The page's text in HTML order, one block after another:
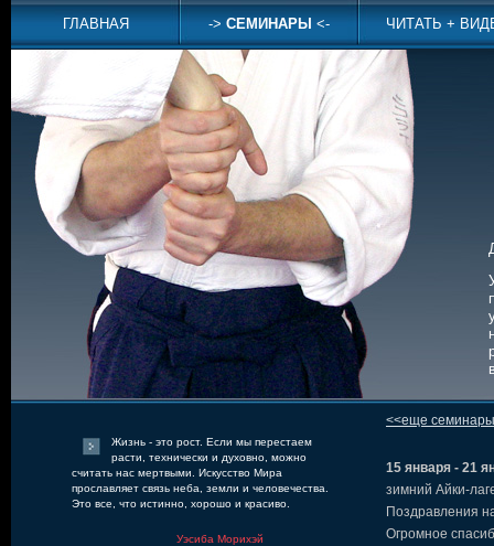
ГЛАВНАЯ -> СЕМИНАРЫ <- ЧИТАТЬ +
Жизнь - это рост. Если мы перестаем
расти, технически и духовно, можно
считать нас мертвыми. Искусство Мира
прославляет связь неба, земли и человечества.
Это все, что истинно, хорошо и красиво.
Уэсиба Морихэй
<<еще семинары
15 января - 21
зимний Айки-
Поздравления
Огромное